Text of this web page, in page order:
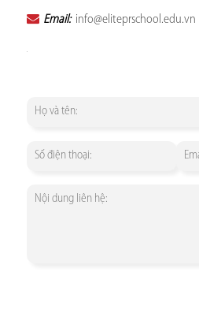
Email: info@eliteprschool.edu.vn